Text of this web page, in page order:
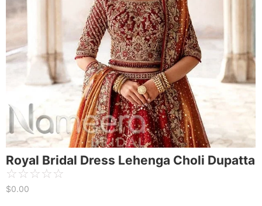
Royal Bridal Dress Lehenga Choli Dupatta
☆☆☆☆☆
$0.00